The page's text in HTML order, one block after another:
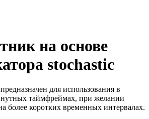
на основе
stochastic
для использования в
таймфреймах, при желании
более коротких временных интервалах.